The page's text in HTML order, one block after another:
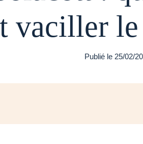
vaciller
Publié le 25/02/